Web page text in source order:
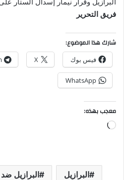
فريق التحرير
شارك هذا الموضوع:
فيس بوك X
WhatsApp
معجب بهذه:
جاري
البرازيل البرازيل ضد